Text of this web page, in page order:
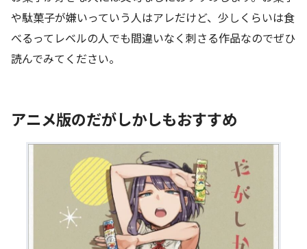
や駄菓子が嫌いっていう人はアレだけど、少しくらいは食
べるってレベルの人でも間違いなく刺さる作品なのでぜひ
読んでみてください。
アニメ版のだがしかしもおすすめ